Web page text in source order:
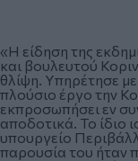
«Η είδηση της
και βουλευτού
θλίψη. Υπηρέτησε
πλούσιο έργο την
εκπροσωπήσει εν
αποδοτικά. Το ίδιο
υπουργείο
παρουσία του ήταν